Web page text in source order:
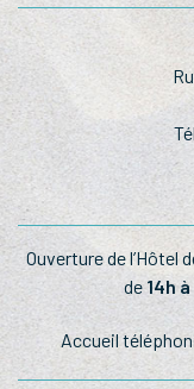
Ouverture de l’Hôtel
de 14h à
Accueil